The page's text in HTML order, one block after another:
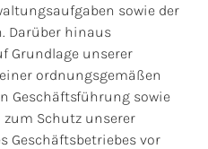
sowie der
Darüber hinaus
Grundlage unserer
ordnungsgemäßen
Geschäftsführung sowie
Schutz unserer
Geschäftsbetriebes vor